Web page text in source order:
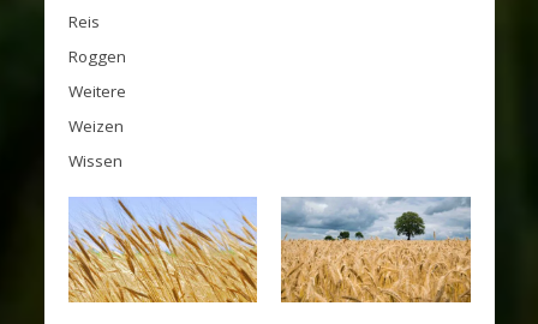
Reis
Roggen
Weitere
Weizen
Wissen